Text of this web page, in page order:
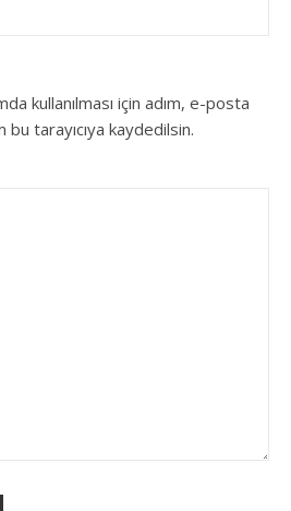
kullanılması için adım, e-posta
tarayıcıya kaydedilsin.